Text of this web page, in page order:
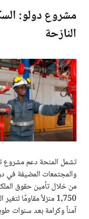
مشروع دولو:
النازحة
تشمل المنحة دعم مشروع
والمجتمعات المضيفة في
1,750 منزلاً مقاومًا
آمناً وكرامة بعد سنوات